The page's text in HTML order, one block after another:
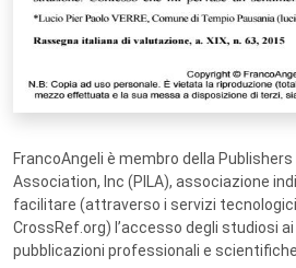
FrancoAngeli è membro della
Association, Inc (PILA), associazione
facilitare (attraverso i servizi
CrossRef.org) l’accesso degli studiosi
pubblicazioni professionali e scientifiche.